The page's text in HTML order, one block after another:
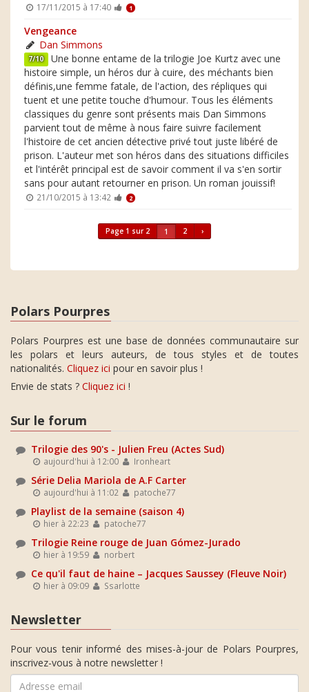
17/11/2015 à 17:40 1
Vengeance
Dan Simmons
7/10 Une bonne entame de la trilogie Joe Kurtz avec une
histoire simple, un héros dur à cuire, des méchants bien
définis,une femme fatale, de l'action, des répliques qui
tuent et une petite touche d'humour. Tous les éléments
classiques du genre sont présents mais Dan Simmons
parvient tout de même à nous faire suivre facilement
l'histoire de cet ancien détective privé tout juste libéré de
prison. L'auteur met son héros dans des situations difficiles
et l'intérêt principal est de savoir comment il va s'en sortir
sans pour autant retourner en prison. Un roman jouissif!
21/10/2015 à 13:42 2
Page 1 sur 2 1 2 ›
Polars Pourpres
Polars Pourpres est une base de données communautaire sur
les polars et leurs auteurs, de tous styles et de toutes
nationalités. Cliquez ici pour en savoir plus !
Envie de stats ? Cliquez ici !
Sur le forum
Trilogie des 90's - Julien Freu (Actes Sud)
aujourd'hui à 12:00 Ironheart
Série Delia Mariola de A.F Carter
aujourd'hui à 11:02 patoche77
Playlist de la semaine (saison 4)
hier à 22:23 patoche77
Trilogie Reine rouge de Juan Gómez-Jurado
hier à 19:59 norbert
Ce qu'il faut de haine – Jacques Saussey (Fleuve Noir)
hier à 09:09 Ssarlotte
Newsletter
Pour vous tenir informé des mises-à-jour de Polars Pourpres,
inscrivez-vous à notre newsletter !